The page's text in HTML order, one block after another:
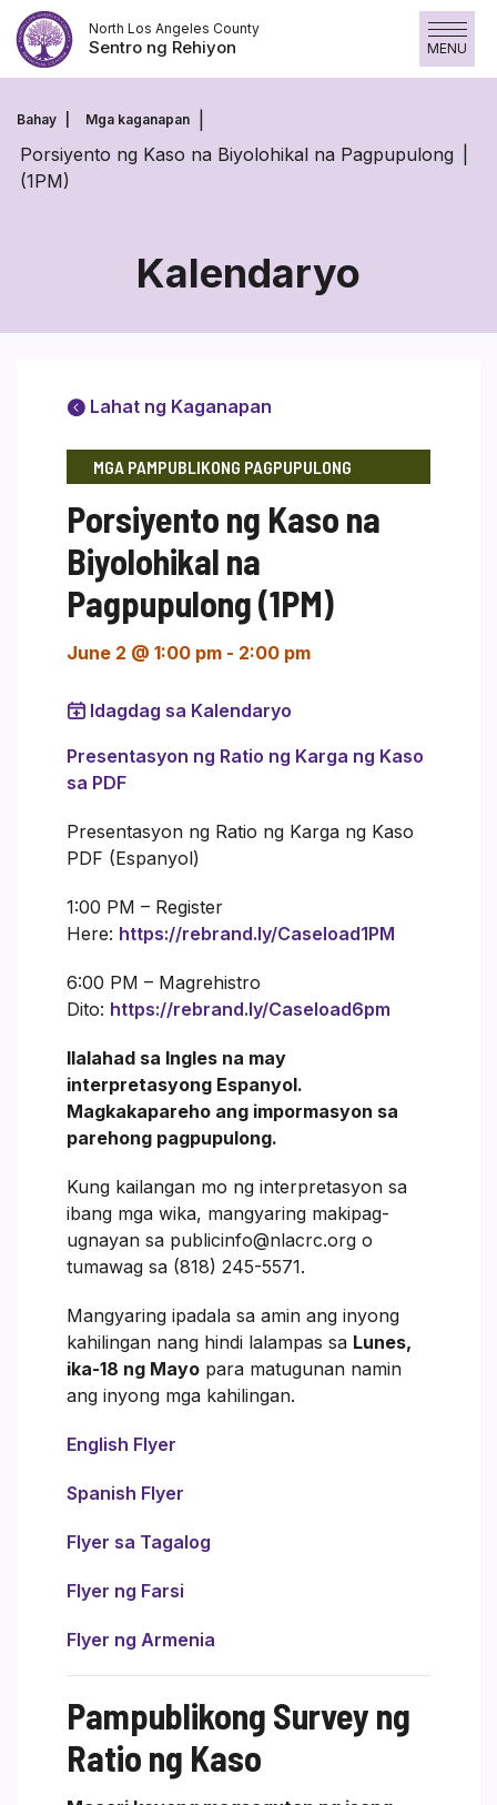
Laktawan
ang
nilalaman
North Los Angeles County
Sentro ng Rehiyon MENU
Bahay Mga kaganapan
Porsiyento ng Kaso na Biyolohikal na Pagpupulong
(1PM)
Kalendaryo
Lahat ng Kaganapan
MGA PAMPUBLIKONG PAGPUPULONG
Porsiyento ng Kaso na
Biyolohikal na
Pagpupulong (1PM)
June 2 @ 1:00 pm - 2:00 pm
Idagdag sa Kalendaryo
Presentasyon ng Ratio ng Karga ng Kaso
sa PDF
Presentasyon ng Ratio ng Karga ng Kaso
PDF (Espanyol)
1:00 PM – Register
Here: https://rebrand.ly/Caseload1PM
6:00 PM – Magrehistro
Dito: https://rebrand.ly/Caseload6pm
Ilalahad sa Ingles na may
interpretasyong Espanyol.
Magkakapareho ang impormasyon sa
parehong pagpupulong.
Kung kailangan mo ng interpretasyon sa
ibang mga wika, mangyaring makipag-
ugnayan sa publicinfo@nlacrc.org o
tumawag sa (818) 245-5571.
Mangyaring ipadala sa amin ang inyong
kahilingan nang hindi lalampas sa Lunes,
ika-18 ng Mayo para matugunan namin
ang inyong mga kahilingan.
English Flyer
Spanish Flyer
Flyer sa Tagalog
Flyer ng Farsi
Flyer ng Armenia
Pampublikong Survey ng
Ratio ng Kaso